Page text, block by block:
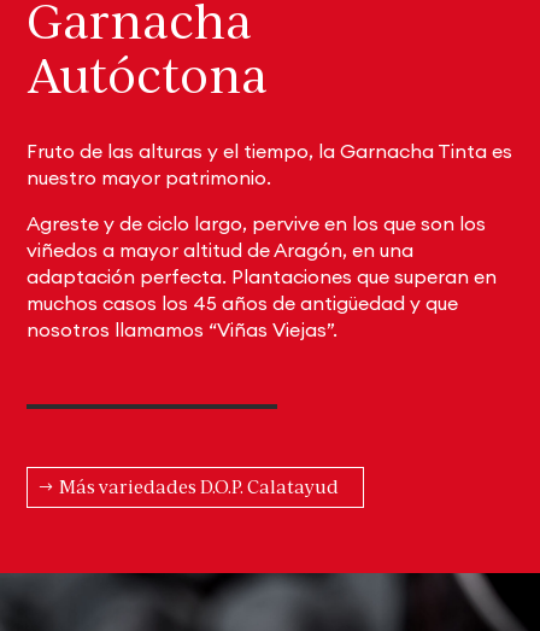
Garnacha
Autóctona
Fruto de las alturas y el tiempo, la Garnacha Tinta es
nuestro mayor patrimonio.
Agreste y de ciclo largo, pervive en los que son los
viñedos a mayor altitud de Aragón, en una
adaptación perfecta. Plantaciones que superan en
muchos casos los 45 años de antigüedad y que
nosotros llamamos “Viñas Viejas”.
Más variedades D.O.P. Calatayud